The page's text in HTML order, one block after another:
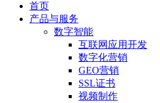
首页
产品与服务
数字智能
互联网应用开发
数字化营销
GEO营销
SSL证书
视频制作